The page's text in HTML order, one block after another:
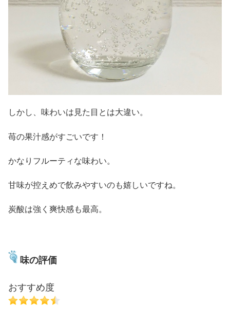
しかし、味わいは見た目とは大違い。
苺の果汁感がすごいです！
かなりフルーティな味わい。
甘味が控えめで飲みやすいのも嬉しいですね。
炭酸は強く爽快感も最高。
味の評価
おすすめ度